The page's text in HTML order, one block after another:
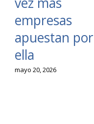
empresas
apuestan por
ella
mayo 20, 2026